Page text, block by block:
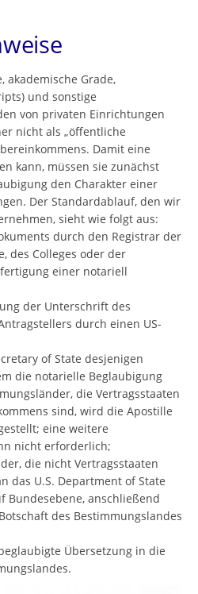
akademische Grade,
und sonstige
von privaten Einrichtungen
nicht als „öffentliche
Damit eine
kann, müssen sie zunächst
den Charakter einer
Der Standardablauf, den wir
sieht wie folgt aus:
durch den Registrar der
des Colleges oder der
einer notariell
der Unterschrift des
durch einen US-
of State desjenigen
die notarielle Beglaubigung
die Vertragsstaaten
sind, wird die Apostille
eine weitere
nicht erforderlich;
die nicht Vertragsstaaten
das U.S. Department of State
Bundesebene, anschließend
des Bestimmungslandes
Übersetzung in die